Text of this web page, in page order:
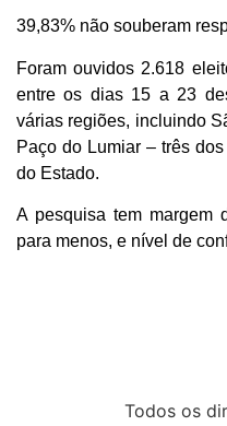
39,83% não souberam
Foram ouvidos 2.618
entre os dias 15 a 23
várias regiões, incluindo
Paço do Lumiar – três
do Estado.
A pesquisa tem margem
para menos, e nível de
Todos os